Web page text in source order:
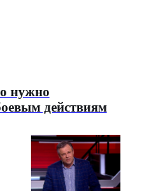
нужно
действиям